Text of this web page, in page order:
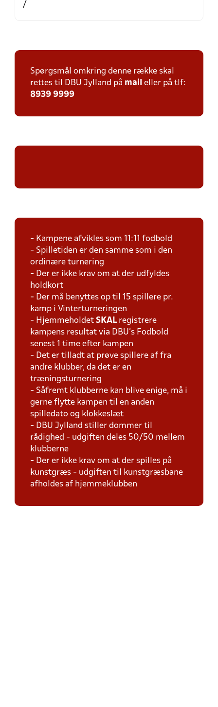
/
Spørgsmål omkring denne række skal
rettes til DBU Jylland på mail eller på tlf:
8939 9999
- Kampene afvikles som 11:11 fodbold
- Spilletiden er den samme som i den
ordinære turnering
- Der er ikke krav om at der udfyldes
holdkort
- Der må benyttes op til 15 spillere pr.
kamp i Vinterturneringen
- Hjemmeholdet SKAL registrere
kampens resultat via DBU's Fodbold
senest 1 time efter kampen
- Det er tilladt at prøve spillere af fra
andre klubber, da det er en
træningsturnering
- Såfremt klubberne kan blive enige, må i
gerne flytte kampen til en anden
spilledato og klokkeslæt
- DBU Jylland stiller dommer til
rådighed - udgiften deles 50/50 mellem
klubberne
- Der er ikke krav om at der spilles på
kunstgræs - udgiften til kunstgræsbane
afholdes af hjemmeklubben